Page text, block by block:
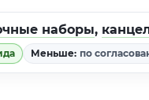
наборы,
Меньше: по